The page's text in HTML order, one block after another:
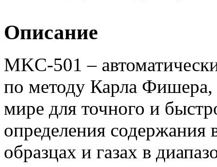
Описание
MKC-501 –
по методу Карла
мире для точного и
определения содержания
образцах и газах в